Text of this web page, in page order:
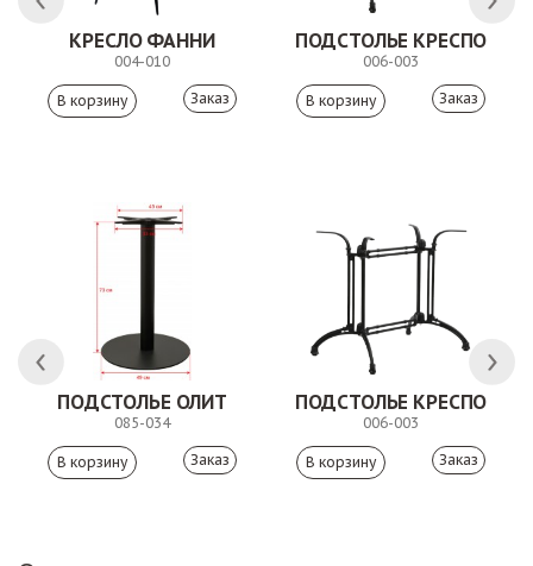
КРЕСЛО ФАННИ
004-010
Заказ
ПОДСТОЛЬЕ КРЕСПО
006-003
Заказ
ПОДСТОЛЬЕ ОЛИТ
085-034
Заказ
ПОДСТОЛЬЕ КРЕСПО
006-003
Заказ